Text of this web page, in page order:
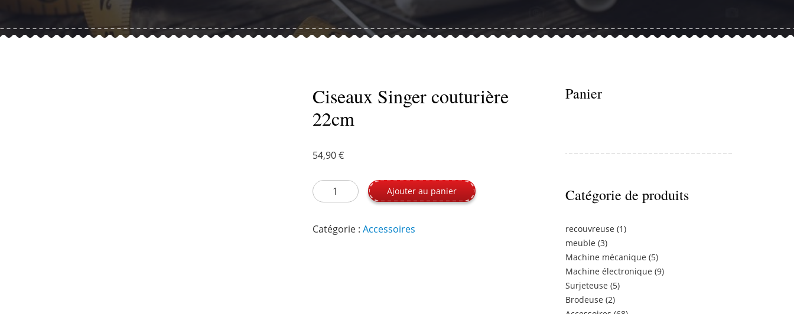
Ciseaux Singer couturière
22cm
54,90€
quantité de Ciseaux Singer couturière 22cm
Ajouter au panier
Catégorie :Accessoires
Panier
Catégorie de produits
recouvreuse (1)
meuble (3)
Machine mécanique (5)
Machine électronique (9)
Surjeteuse (5)
Brodeuse (2)